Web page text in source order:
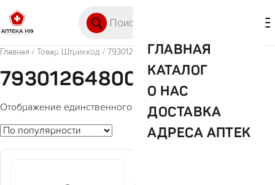
ГЛАВНАЯ
КАТАЛОГ
О НАС
ДОСТАВКА
АДРЕСА АПТЕК
Главная / Товар Штрихкод / 7930126480017
7930126480017
Отображение единственного товара